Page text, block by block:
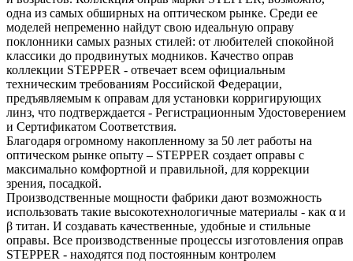
одна из самых обширных на оптическом рынке. Среди ее
моделей непременно найдут свою идеальную оправу
поклонники самых разных стилей: от любителей спокойной
классики до продвинутых модников. Качество оправ
коллекции STEPPER - отвечает всем официальным
техническим требованиям Российской Федерации,
предъявляемым к оправам для установки корригирующих
линз, что подтверждается - Регистрационным Удостоверением
и Сертификатом Соответствия.
Благодаря огромному накопленному за 50 лет работы на
оптическом рынке опыту – STEPPER создает оправы с
максимально комфортной и правильной, для коррекции
зрения, посадкой.
Производственные мощности фабрики дают возможность
использовать такие высокотехнологичные материалы - как α и
β титан. И создавать качественные, удобные и стильные
оправы. Все производственные процессы изготовления оправ
STEPPER - находятся под постоянным контролем